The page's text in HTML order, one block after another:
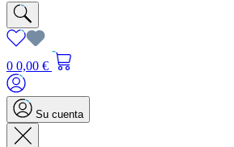
0 0,00 €
Su cuenta